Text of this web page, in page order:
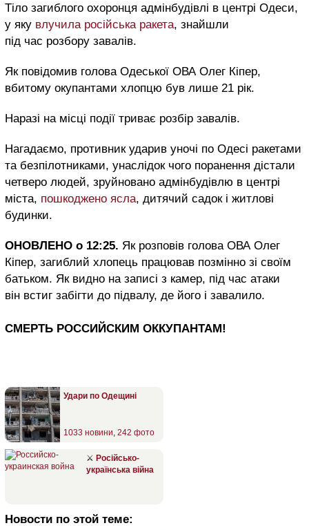
Тіло загиблого охоронця адмінбудівлі в центрі Одеси,
у яку влучила російська ракета, знайшли
під час розбору завалів.
Як повідомив голова Одеської ОВА Олег Кіпер,
вбитому окупантами хлопцю був лише 21 рік.
Наразі на місці події триває розбір завалів.
Нагадаємо, противник ударив уночі по Одесі ракетами
та безпілотниками, унаслідок чого поранення дістали
четверо людей, зруйновано адмінбудівлю в центрі
міста, пошкоджено ясла, дитячий садок і житлові
будинки.
ОНОВЛЕНО о 12:25. Як розповів голова ОВА Олег
Кіпер, загиблий хлопець працював позмінно зі своїм
батьком. Як видно на записі з камер, під час атаки
він встиг забігти до підвалу, де його і завалило.
СМЕРТЬ РОССИЙСКИМ ОККУПАНТАМ!
Удари по Одещині
1033 новини 242 фото
⚔ Російсько-
українська війна
Новости по этой теме: